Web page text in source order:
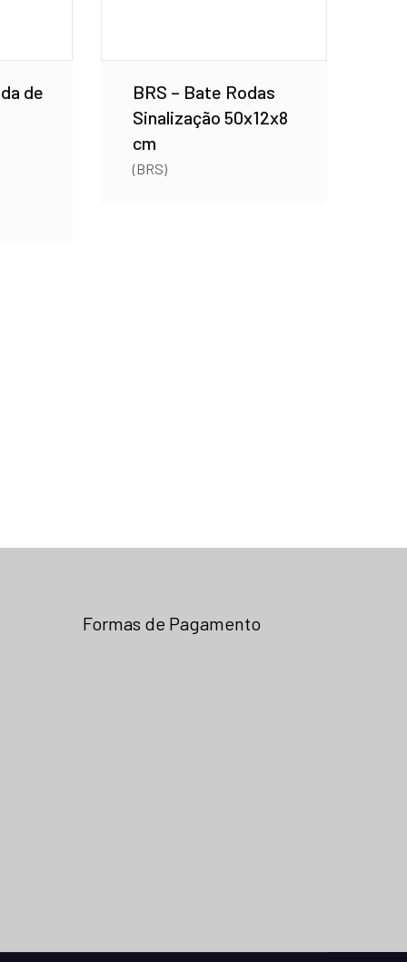
de
BRS – Bate Rodas
Sinalização 50x12x8
cm
(BRS)
Formas de Pagamento